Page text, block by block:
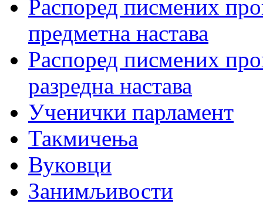
Распоред писмених
предметна настава
Распоред писмених
разредна настава
Ученички парламент
Такмичења
Вуковци
Занимљивости